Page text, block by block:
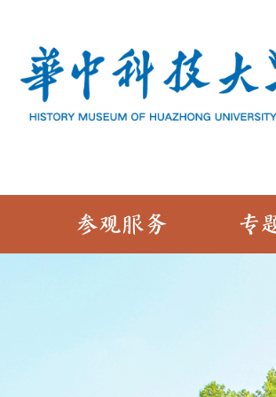
参观服务 专